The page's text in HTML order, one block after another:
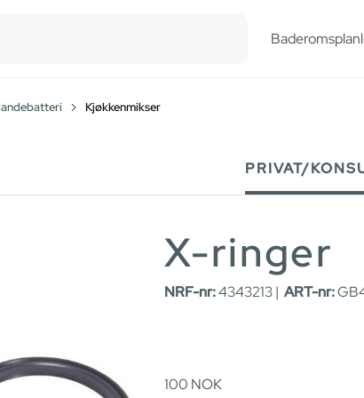
Kjøkkenmikser
PRIVAT/
X-ringer
NRF-nr:4343213 | ART-nr:
100 NOK